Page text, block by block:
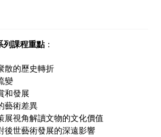
ACCUPASS ，以組合方案的形
列課程重點：
散的歷史轉折
變
和發展
藝術差異
展視角解讀文物的文化價值
後世藝術發展的深遠影響